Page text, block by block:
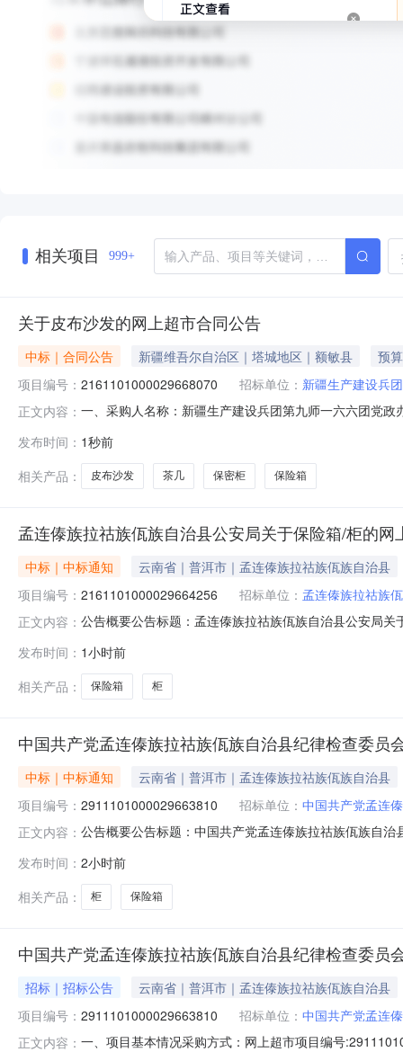
相关项目 999+
关于皮布沙发的网上超市合同公告
中标｜合同公告 新疆维吾尔自治区｜塔城地区｜额敏县
预
项目编号： 2161101000029668070 招标单位： 新疆生产建设兵
正文内容： 一、采购人名称：新疆生产建设兵团第九师一六六团党
沙发中伟办公沙发套1.00300030002岩板茶几无品牌岩
发布时间： 1秒前
相关产品：
皮布沙发 茶几 保密柜 保险箱
孟连傣族拉祜族佤族自治县公安局关于保险箱/柜的
中标｜中标通知
云南省｜普洱市｜孟连傣族拉祜族佤族自治县
项目编号： 2161101000029664256 招标单位： 孟连傣族拉祜族
正文内容： 公告概要公告标题：孟连傣族拉祜族佤族自治县公安局
治县公安局关于保险箱/柜的网上超市采购项目项目编号
发布时间： 1小时前
相关产品：
保险箱 柜
中国共产党孟连傣族拉祜族佤族自治县纪律检查委员
中标｜中标通知
云南省｜普洱市｜孟连傣族拉祜族佤族自治县
项目编号： 2911101000029663810 招标单位： 中国共产党孟连
正文内容： 公告概要公告标题：中国共产党孟连傣族拉祜族佤族自
目信息项目名称：中国共产党孟连傣族拉祜族佤族自治
发布时间： 2小时前
相关产品：
柜 保险箱
中国共产党孟连傣族拉祜族佤族自治县纪律检查委员
招标｜招标公告
云南省｜普洱市｜孟连傣族拉祜族佤族自治县
项目编号： 2911101000029663810 招标单位： 中国共产党孟连
正文内容： 一、项目基本情况采购方式：网上超市项目编号